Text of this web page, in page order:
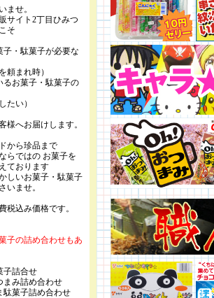
ませ。
サイト2丁目ひみつ
そ
子・駄菓子が必要な
頼まれ時）
るお菓子・駄菓子の
たい）
様へお届けします。
から珍品まで
らではの お菓子を
ております
しいお菓子・駄菓子
いませ。
税込み価格です。
子の詰め合わせもあ
子詰合せ
まみ詰め合わせ
駄菓子詰め合わせ